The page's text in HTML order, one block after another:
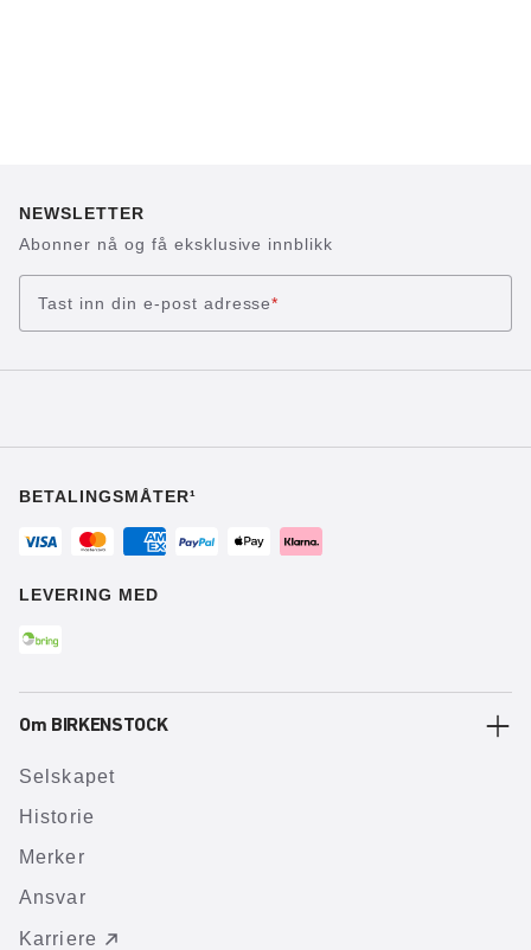
NEWSLETTER
Abonner nå og få eksklusive innblikk
Tast inn din e-post adresse*
BETALINGSMÅTER¹
LEVERING MED
Om BIRKENSTOCK
Selskapet
Historie
Merker
Ansvar
Karriere